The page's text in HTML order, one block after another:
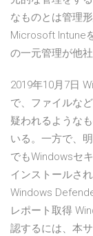
なものとは管理
Microsoft Intune
の一元管理が他
2019年10月7日
で、ファイルな
疑われるような
いる。一方で、
でもWindowsセ
インストールさ
Windows
レポート取得
認するには、本